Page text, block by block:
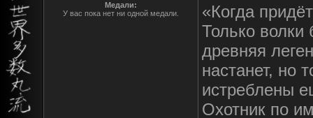
Медали:
У вас пока нет ни одной медали.
«Когда
Только волки
древняя
настанет, но
истреблены
Охотник по